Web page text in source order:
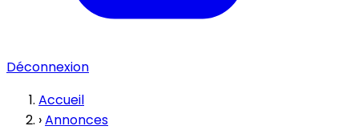
Déconnexion
Accueil
›Annonces